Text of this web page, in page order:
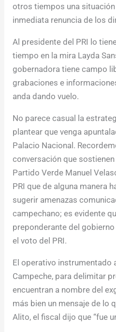
otros tiempos una
inmediata renuncia de los
Al presidente del PRI lo
tiempo en la mira Layda
gobernadora tiene campo
grabaciones e
anda dando vuelo.
No parece casual la
plantear que venga
Palacio Nacional.
conversación que
Partido Verde Manuel
PRI que de alguna manera
sugerir amenazas
campechano; es evidente
preponderante del
el voto del PRI.
El operativo instrumentado
Campeche, para delimitar
encuentran a nombre del
más bien un mensaje de lo
Alito, el fiscal dijo que “fue